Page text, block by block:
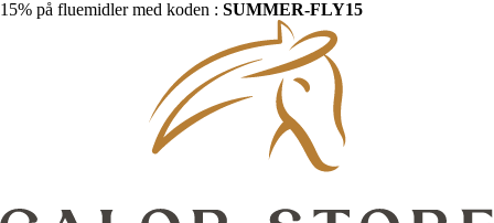
15% på fluemidler med koden : SUMMER-FLY15